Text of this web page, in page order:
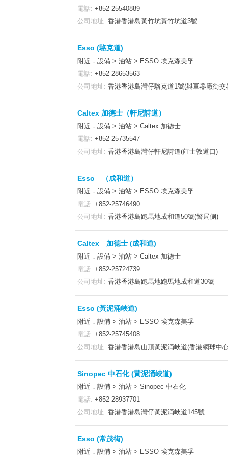
電話: +852-25540889
公司地址: 香港香港島黃竹坑黃竹坑道3號
Esso (駱克道)
附近．設備 > 油站 > ESSO 埃克森美孚
電話: +852-28653563
公司地址: 香港香港島灣仔駱克道1號(與軍器廠街交
Caltex 加德士（軒尼詩道）
附近．設備 > 油站 > Caltex 加德士
電話: +852-25735547
公司地址: 香港香港島灣仔軒尼詩道(莊士敦道口)
Esso （成和道）
附近．設備 > 油站 > ESSO 埃克森美孚
電話: +852-25746490
公司地址: 香港香港島跑馬地成和道50號(警局側)
Caltex 加德士 (成和道)
附近．設備 > 油站 > Caltex 加德士
電話: +852-25724739
公司地址: 香港香港島跑馬地跑馬地成和道30號
Esso (黃泥涌峽道)
附近．設備 > 油站 > ESSO 埃克森美孚
電話: +852-25745408
公司地址: 香港香港島山頂黃泥涌峽道(香港網球中
Sinopec 中石化 (黃泥涌峽道)
附近．設備 > 油站 > Sinopec 中石化
電話: +852-28937701
公司地址: 香港香港島灣仔黃泥涌峽道145號
Esso (常茂街)
附近．設備 > 油站 > ESSO 埃克森美孚